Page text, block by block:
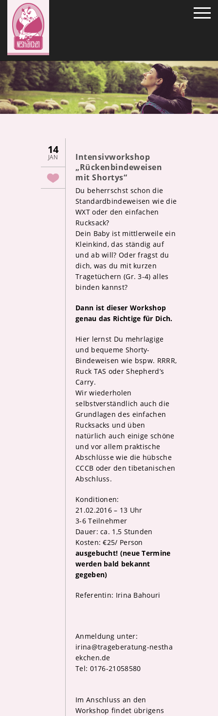
14
JAN
Intensivworkshop
„Rückenbindeweisen
mit Shortys“
Du beherrschst schon die
Standardbindeweisen wie die
WXT oder den einfachen
Rucksack?
Dein Baby ist mittlerweile ein
Kleinkind, das ständig auf
und ab will? Oder fragst du
dich, was du mit kurzen
Tragetüchern (Gr. 3-4) alles
binden kannst?
Dann ist dieser Workshop
genau das Richtige für Dich.
Hier lernst Du mehrlagige
und bequeme Shorty-
Bindeweisen wie bspw. RRRR,
Ruck TAS oder Shepherd’s
Carry.
Wir wiederholen
selbstverständlich auch die
Grundlagen des einfachen
Rucksacks und üben
natürlich auch einige schöne
und vor allem praktische
Abschlüsse wie die hübsche
CCCB oder den tibetanischen
Abschluss.
Konditionen:
21.02.2016 – 13 Uhr
3-6 Teilnehmer
Dauer: ca. 1,5 Stunden
Kosten: €25/ Person
ausgebucht! (neue Termine
werden bald bekannt
gegeben)
Referentin: Irina Bahouri
Anmeldung unter:
irina@trageberatung-nestha
ekchen.de
Tel: 0176-21058580
Im Anschluss an den
Workshop findet übrigens